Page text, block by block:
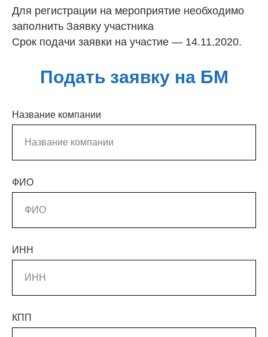
Для регистрации на мероприятие необходимо
заполнить Заявку участника
Срок подачи заявки на участие — 14.11.2020.
Подать заявку на БМ
Название компании
ФИО
ИНН
КПП